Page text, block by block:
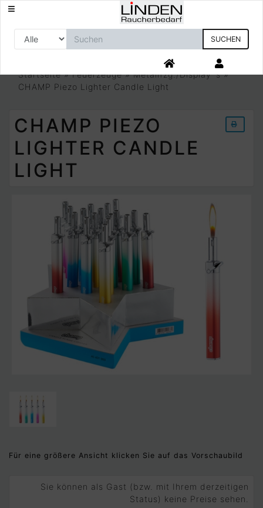
SUCHEN
Startseite»Feuerzeuge»Metallfzg./Display´s»
CHAMP Piezo Lighter Candle Light
CHAMP PIEZO
LIGHTER CANDLE
LIGHT
Für eine größere Ansicht klicken Sie auf das Vorschaubild
Sie können als Gast (bzw. mit Ihrem derzeitigen
Status) keine Preise sehen.